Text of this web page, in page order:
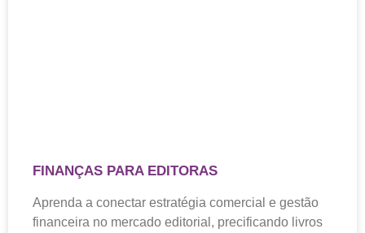
FINANÇAS PARA EDITORAS
Aprenda a conectar estratégia comercial e gestão
financeira no mercado editorial, precificando livros